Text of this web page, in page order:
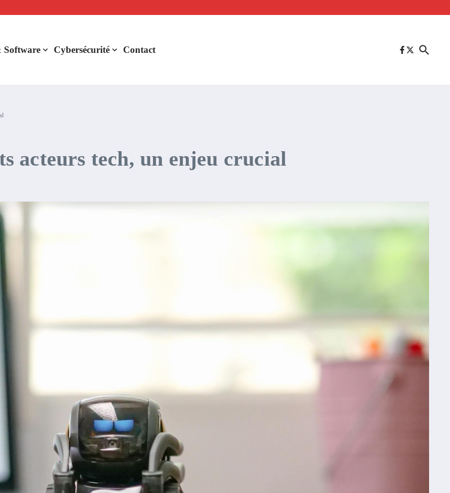
de rentabilité ?
Cybersécurité Contact
acteurs tech, un enjeu crucial